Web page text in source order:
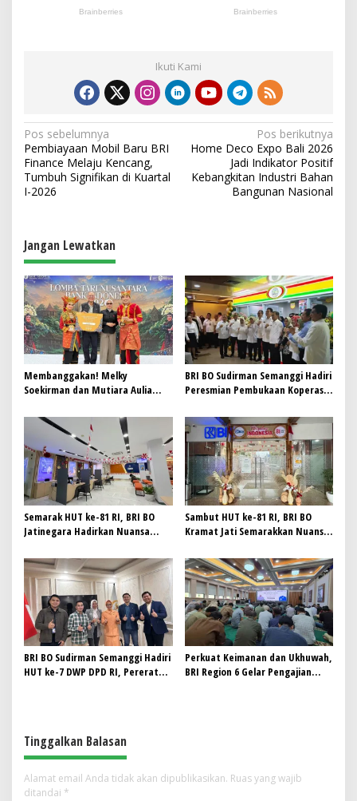
Ikuti Kami
N
a
v
i
a
s
i
p
o
s
Pos sebelumnya
Pembiayaan Mobil Baru BRI
Finance Melaju Kencang,
Tumbuh Signifikan di Kuartal
I-2026
Pos berikutnya
Home Deco Expo Bali 2026
Jadi Indikator Positif
Kebangkitan Industri Bahan
Bangunan Nasional
Jangan Lewatkan
Membanggakan! Melky
Soekirman dan Mutiara Aulia
Raih Juara 3 Lomba Tari
Nusantara 2026 Bank Indonesia
BRI BO Sudirman Semanggi Hadiri
Peresmian Pembukaan Koperasi
Semarak HUT ke-81 RI, BRI BO
Jatinegara Hadirkan Nuansa
Kantor
Sambut HUT ke-81 RI, BRI BO
Kramat Jati Semarakkan Nuansa
BRI BO Sudirman Semanggi Hadiri
HUT ke-7 DWP DPD RI, Pererat
Perkuat Keimanan dan Ukhuwah,
BRI Region 6 Gelar Pengajian
Tinggalkan Balasan
Alamat email Anda tidak akan dipublikasikan. Ruas yang wajib
ditandai *